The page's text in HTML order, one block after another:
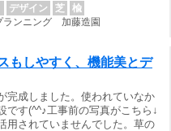
デザイン 芝
楡
ンニング 加藤造園
もしやすく、機能美とデ
完成しました。使われていなか
です(^^♪工事前の写真がこちら↓
用されていませんでした。草の